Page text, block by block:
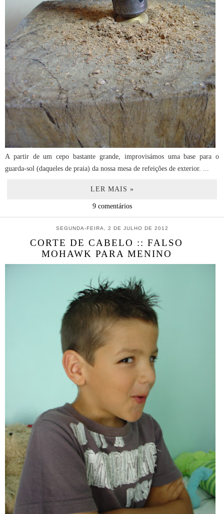
A partir de um cepo bastante grande, improvisámos uma base para o
guarda-sol (daqueles de praia) da nossa mesa de refeições de exterior. ...
LER MAIS »
9 comentários
SEGUNDA-FEIRA, 2 DE JULHO DE 2012
CORTE DE CABELO :: FALSO
MOHAWK PARA MENINO